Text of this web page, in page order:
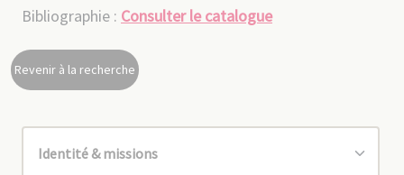
Bibliographie : Consulter le catalogue
Revenir à la recherche